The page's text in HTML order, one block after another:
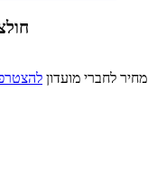
מחיר לחברי מועדון